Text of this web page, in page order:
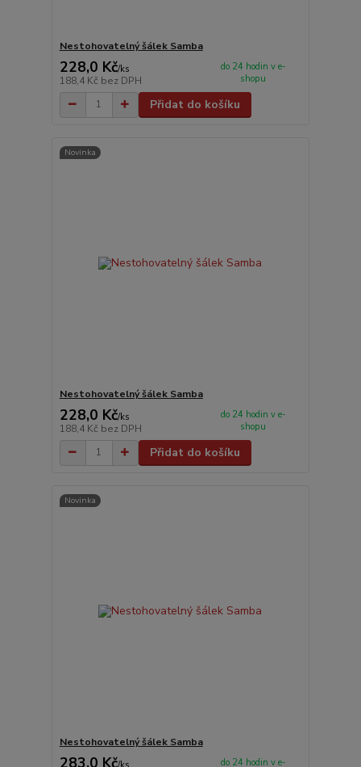
Nestohovatelný šálek Samba
228,0 Kč/ks
188,4 Kč bez DPH
do 24 hodin v e-
shopu
Přidat do košíku
Novinka
Nestohovatelný šálek Samba
228,0 Kč/ks
188,4 Kč bez DPH
do 24 hodin v e-
shopu
Přidat do košíku
Novinka
Nestohovatelný šálek Samba
283,0 Kč/ks do 24 hodin v e-